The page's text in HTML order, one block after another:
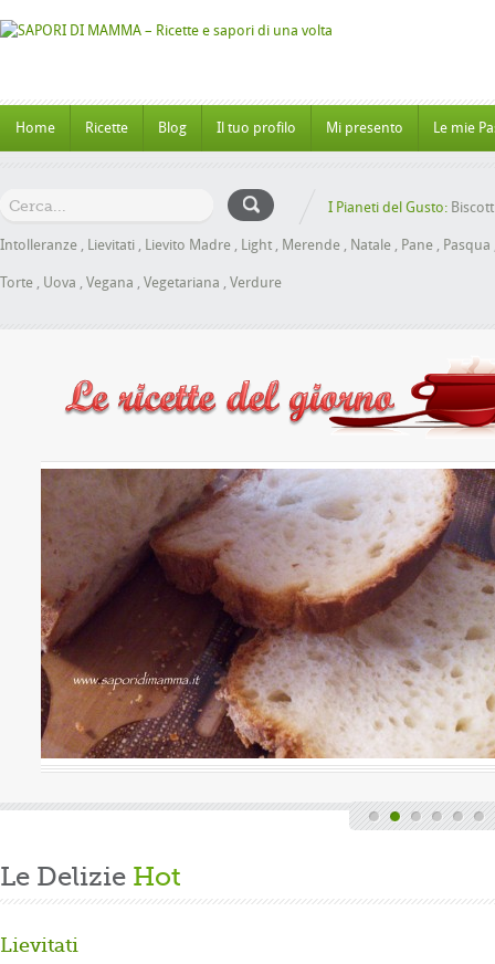
Home Ricette Blog Il tuo profilo Mi presento Le mie
I Pianeti del Gusto:
Intolleranze , Lievitati , Lievito Madre , Light , Merende , Natale , Pane , Pasqua
Torte , Uova , Vegana , Vegetariana , Verdure
al Miele senza
Valutazione media: (0 / 5)
quindi finita la fatica del lavoro settimanale
di casa, mi dedico alla mia grande passione.
un panbrioche salutare per la ...
Le Delizie Hot
Lievitati